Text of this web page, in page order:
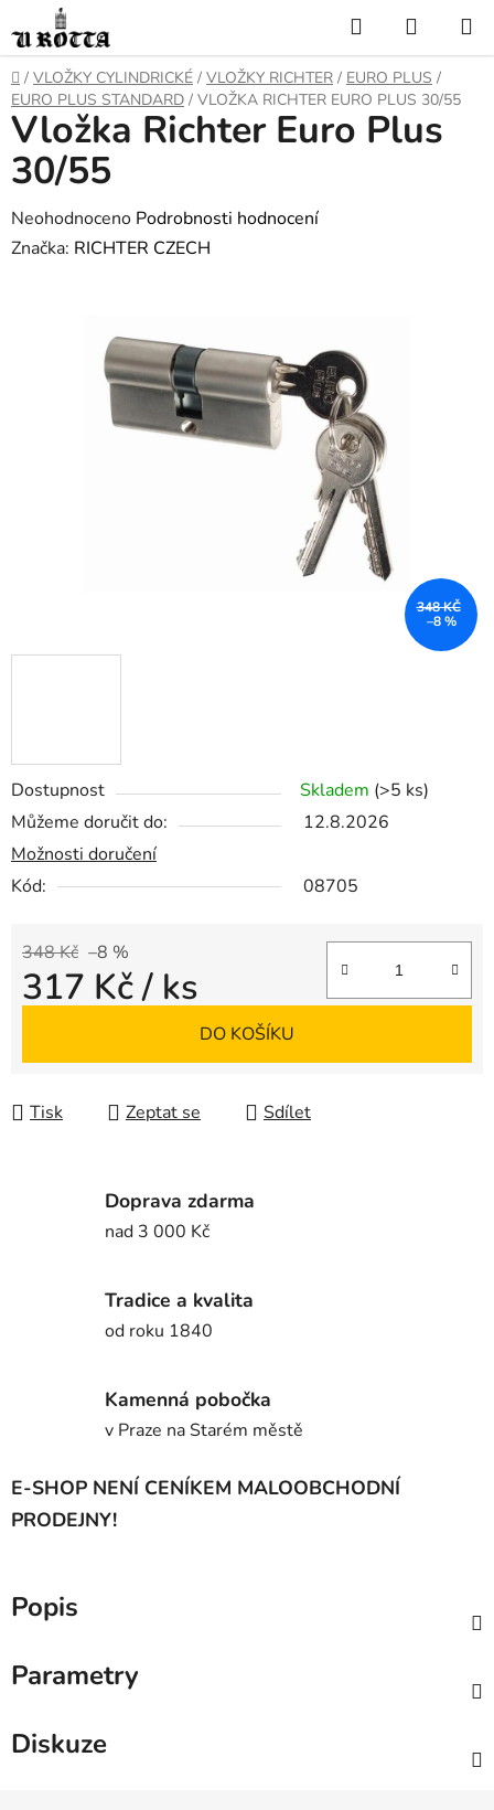
na
obsah
Hledat
KOŠÍK
DOMŮ
/ VLOŽKY CYLINDRICKÉ / VLOŽKY RICHTER / EURO PLUS /
EURO PLUS STANDARD / VLOŽKA RICHTER EURO PLUS 30/55
Dostupnost Skladem (>5 ks)
Můžeme doručit do:
12.8.2026
Možnosti doručení
Kód:
08705
348 Kč –8 %
317 Kč/ ks
DO KOŠÍKU
Tisk Zeptat se Sdílet
Vložka Richter Euro Plus
30/55
Průměrné
hodnocení
Neohodnoceno Podrobnosti hodnocení
Značka: RICHTER CZECH
348 KČ
–8 %
Doprava zdarma
nad 3 000 Kč
Tradice a kvalita
od roku 1840
Kamenná pobočka
v Praze na Starém městě
E-SHOP NENÍ CENÍKEM MALOOBCHODNÍ
PRODEJNY!
Popis
Parametry
Diskuze